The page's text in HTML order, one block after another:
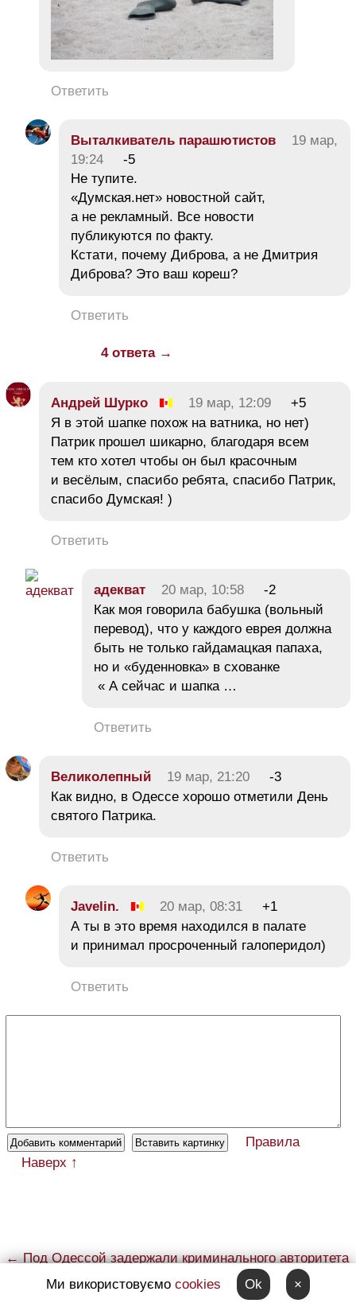
Ответить
Выталкиватель парашютистов
19 мар,
19:24
-5
Не тупите.
«Думская.нет» новостной сайт,
а не рекламный. Все новости
публикуются по факту.
Кстати, почему Диброва, а не Дмитрия
Диброва? Это ваш кореш?
Ответить
4 ответа →
Андрей Шурко 19 мар, 12:09
+5
Я в этой шапке похож на ватника, но нет)
Патрик прошел шикарно, благодаря всем
тем кто хотел чтобы он был красочным
и весёлым, спасибо ребята, спасибо Патрик,
спасибо Думская! )
Ответить
адекват 20 мар, 10:58
-2
Как моя говорила бабушка (вольный
перевод), что у каждого еврея должна
быть не только гайдамацкая папаха,
но и «буденновка» в схованке
« А сейчас и шапка …
Ответить
Великолепный 19 мар, 21:20
-3
Как видно, в Одессе хорошо отметили День
святого Патрика.
Ответить
Javelin. 20 мар, 08:31
+1
А ты в это время находился в палате
и принимал просроченный галоперидол)
Ответить
Правила
Наверх ↑
← Под Одессой задержали криминального авторитета
Ми використовуємо cookies Ok ×